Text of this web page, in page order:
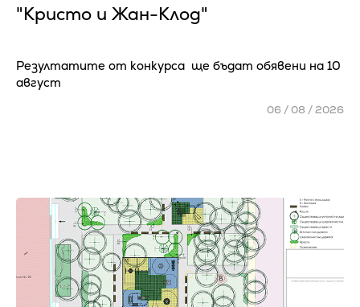
"Кристо и Жан-Клод"
Резултатите от конкурса ще бъдат обявени на 10
август
06 / 08 / 2026